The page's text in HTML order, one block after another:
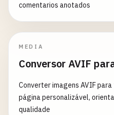
comentarios anotados
MEDIA
Conversor AVIF
Converter imagens AVIF
página personalizável,
qualidade